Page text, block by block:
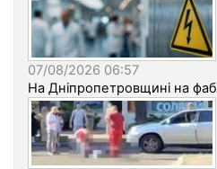
07/08/2026 06:57
На Дніпропетровщині на